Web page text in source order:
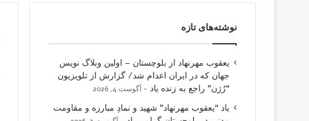
نوشته‌های تازه
یعقوب مهرنهاد از بلوچستان – اولین وبلاگ نویس
جهان که در ایران اعدام شد/ گزارش از تلویزیون
“رُژن” راجع به زنده یاد
آگوست 4, 2026
یاد “یعقوب مهرنهاد” شهید و نمادِ مبارزه و مقاومت